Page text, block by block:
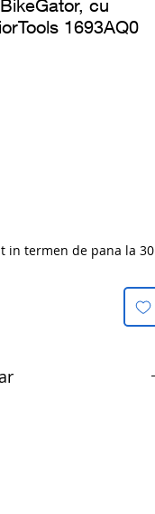
cu
1693AQ0
in termen de pana la 30